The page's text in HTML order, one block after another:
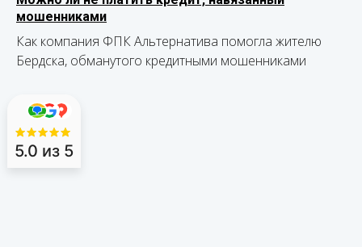
мошенниками
Как компания ФПК Альтернатива помогла жителю
Бердска, обманутого кредитными мошенниками
5.0 из 5